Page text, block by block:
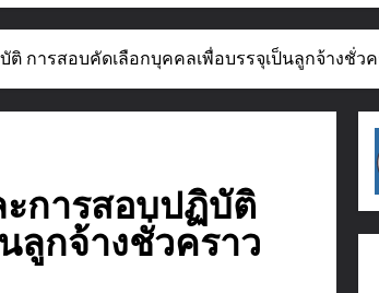
การสอบคัดเลือกบุคคลเพื่อบรรจุเป็นลูกจ้างชั่ว
การสอบปฏิบัติ
ลูกจ้างชั่วคราว